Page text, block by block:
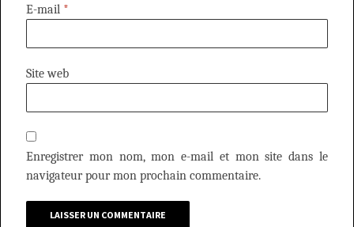
E-mail *
Site web
Enregistrer mon nom, mon e-mail et mon site dans le
navigateur pour mon prochain commentaire.